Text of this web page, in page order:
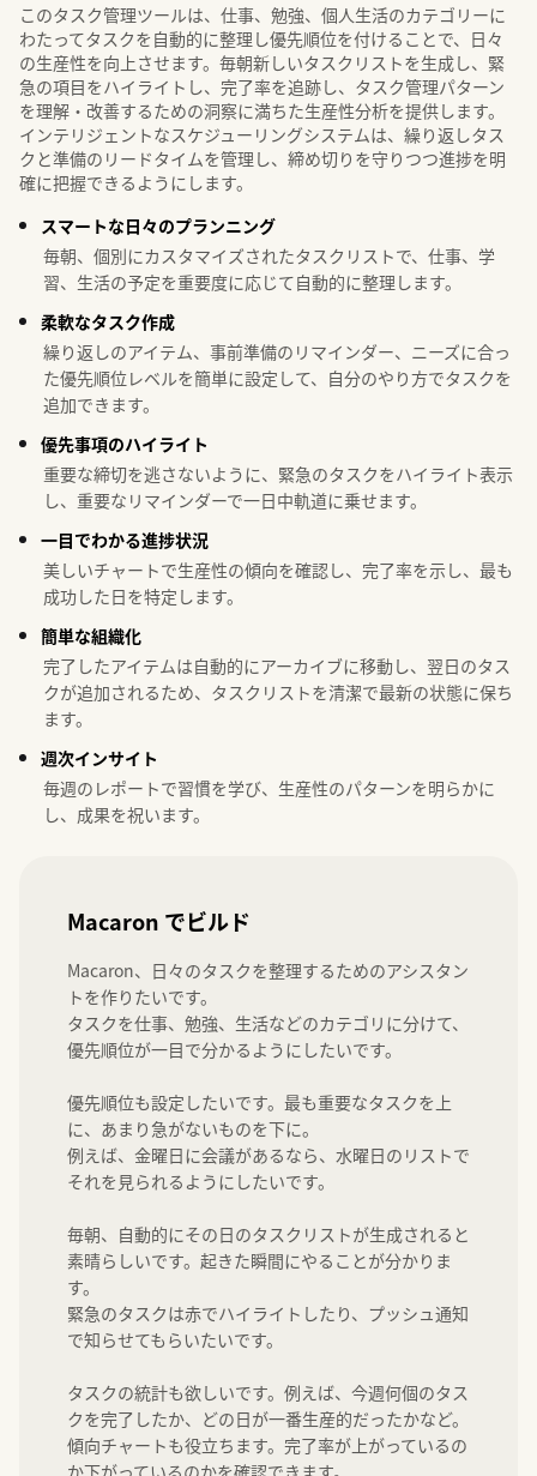
このタスク管理ツールは、仕事、勉強、個人生活のカテゴリーに
わたってタスクを自動的に整理し優先順位を付けることで、日々
の生産性を向上させます。毎朝新しいタスクリストを生成し、緊
急の項目をハイライトし、完了率を追跡し、タスク管理パターン
を理解・改善するための洞察に満ちた生産性分析を提供します。
インテリジェントなスケジューリングシステムは、繰り返しタス
クと準備のリードタイムを管理し、締め切りを守りつつ進捗を明
確に把握できるようにします。
スマートな日々のプランニング
毎朝、個別にカスタマイズされたタスクリストで、仕事、学
習、生活の予定を重要度に応じて自動的に整理します。
柔軟なタスク作成
繰り返しのアイテム、事前準備のリマインダー、ニーズに合っ
た優先順位レベルを簡単に設定して、自分のやり方でタスクを
追加できます。
優先事項のハイライト
重要な締切を逃さないように、緊急のタスクをハイライト表示
し、重要なリマインダーで一日中軌道に乗せます。
一目でわかる進捗状況
美しいチャートで生産性の傾向を確認し、完了率を示し、最も
成功した日を特定します。
簡単な組織化
完了したアイテムは自動的にアーカイブに移動し、翌日のタス
クが追加されるため、タスクリストを清潔で最新の状態に保ち
ます。
週次インサイト
毎週のレポートで習慣を学び、生産性のパターンを明らかに
し、成果を祝います。
Macaron でビルド
Macaron、日々のタスクを整理するためのアシスタン
トを作りたいです。
タスクを仕事、勉強、生活などのカテゴリに分けて、
優先順位が一目で分かるようにしたいです。
優先順位も設定したいです。最も重要なタスクを上
に、あまり急がないものを下に。
例えば、金曜日に会議があるなら、水曜日のリストで
それを見られるようにしたいです。
毎朝、自動的にその日のタスクリストが生成されると
素晴らしいです。起きた瞬間にやることが分かりま
す。
緊急のタスクは赤でハイライトしたり、プッシュ通知
で知らせてもらいたいです。
タスクの統計も欲しいです。例えば、今週何個のタス
クを完了したか、どの日が一番生産的だったかなど。
傾向チャートも役立ちます。完了率が上がっているの
か下がっているのかを確認できます。